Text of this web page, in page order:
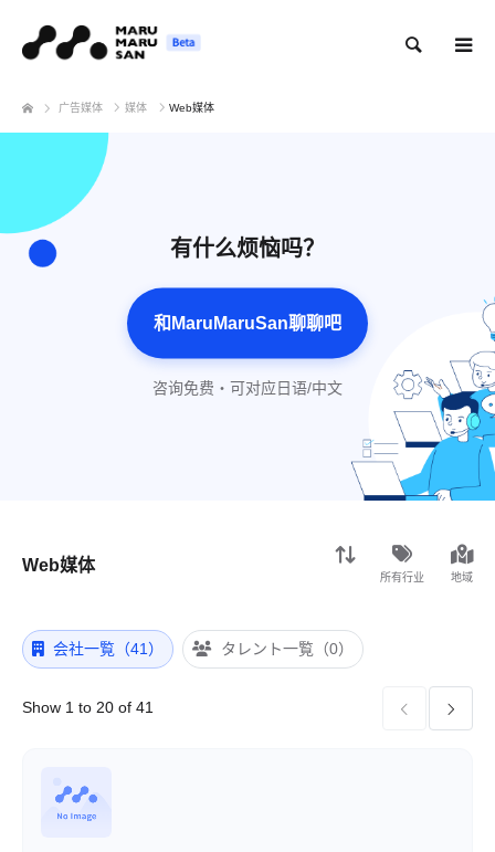
广告媒体 媒体 Web媒体
有什么烦恼吗？
和MaruMaruSan聊聊吧
咨询免费・可对应日语/中文
Web媒体
所有行业 地域
会社一覧（41） タレント一覧（0）
Show 1 to 20 of 41  